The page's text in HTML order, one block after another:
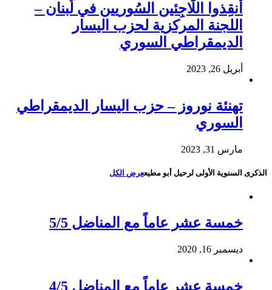
أَنقِذوا اللَاجِئين السُوريين في لُبنان –
اللجنة المركزية لحزب اليسار
الديمقراطي السوري
أبريل 26, 2023
تهنئة نوروز – حزب اليسار الديمقراطي
السوري
مارس 31, 2023
الذكرى السنوية الأولى لرحيل أبو مطيععرض الكل
خمسة عشر عاماً مع المناضل 5/5
ديسمبر 16, 2020
خمسة عشر عاماً مع المناضل 4/5